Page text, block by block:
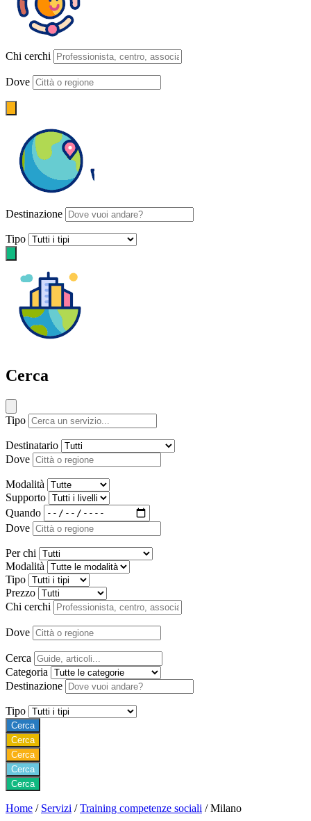
Chi cerchi
Dove
Destinazione
Tipo
Cerca
Tipo
Destinatario
Dove
Modalità
Supporto
Quando
Dove
Per chi
Modalità
Tipo
Prezzo
Chi cerchi
Dove
Cerca
Categoria
Destinazione
Tipo
Cerca
Cerca
Cerca
Cerca
Cerca
Home / Servizi / Training competenze sociali / Milano